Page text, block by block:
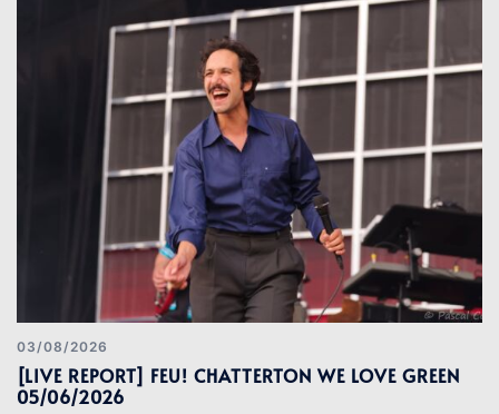
03/08/2026
[LIVE REPORT] FEU! CHATTERTON WE LOVE GREEN
05/06/2026